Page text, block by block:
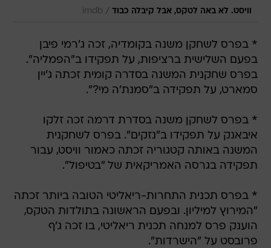
וויסט. לא באה לטקס, אבל קיבלה כבוד /
imdb
* בפרס לשחקן משנה בקומדיה, זכה ג'רמי פיבן
בפעם השלישית ברציפות, על תפקידו ב"הפמליה".
בפרס שחקנית המשנה בסדרה קומית זכתה ג'יין
סמארט, על תפקידה ב"סמנת'ה מי?".
* בפרס לשחקן משנה בסדרת דרמה זכה זלקו
איבאנק על תפקידו ב"נזקים". בפרס לשחקנית
המשנה באותה קטגוריה זכתה כאמור וויסט, עבור
תפקידה בגרסה האמריקאית של "בטיפול".
* בפרס תכנית התחרות-ריאליטי הטובה ביותר זכתה
"המירוץ למיליון. ובפעם הראשונה בתולדות הטקס,
הוענק פרס למנחה תכנית ריאליטי, בו זכה ג'ף
פרובסט על "הישרדות".